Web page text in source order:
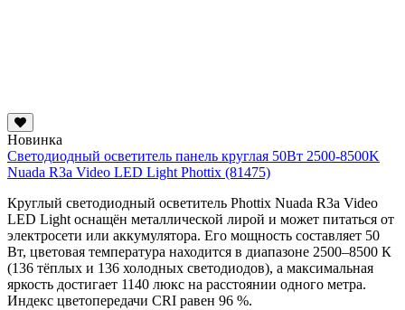
Новинка
Светодиодный осветитель панель круглая 50Вт 2500-8500K
Nuada R3a Video LED Light Phottix (81475)
Круглый светодиодный осветитель Phottix Nuada R3a Video
LED Light оснащён металлической лирой и может питаться от
электросети или аккумулятора. Его мощность составляет 50
Вт, цветовая температура находится в диапазоне 2500–8500 К
(136 тёплых и 136 холодных светодиодов), а максимальная
яркость достигает 1140 люкс на расстоянии одного метра.
Индекс цветопередачи CRI равен 96 %.